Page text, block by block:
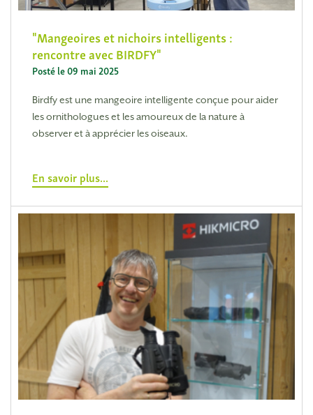
Mangeoires et nichoirs intelligents :
rencontre avec BIRDFY
Posté le 09 mai 2025
Birdfy est une mangeoire intelligente conçue pour aider
les ornithologues et les amoureux de la nature à
observer et à apprécier les oiseaux.
En savoir plus...